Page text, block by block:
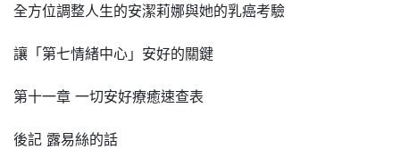
全方位調整人生的安潔莉娜與她的乳癌考驗
讓「第七情緒中心」安好的關鍵
第十一章 一切安好療癒速查表
後記 露易絲的話